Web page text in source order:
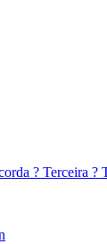
? Terceira ?